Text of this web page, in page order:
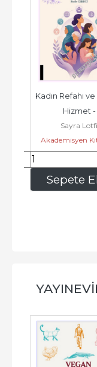
Sepete
Kadın Refahı ve
Hizmet -
Sayra Lotfi
Akademisyen
630